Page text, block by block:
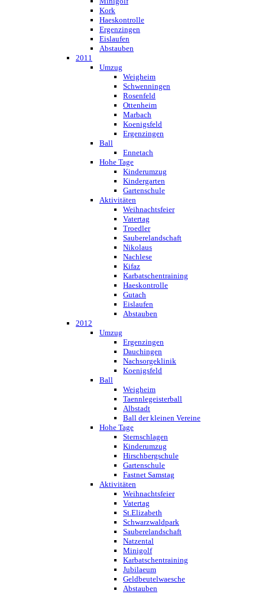
Kork
Haeskontrolle
Ergenzingen
Eislaufen
Abstauben
2011
Umzug
Weigheim
Schwenningen
Rosenfeld
Ottenheim
Marbach
Koenigsfeld
Ergenzingen
Ball
Ennetach
Hohe Tage
Kinderumzug
Kindergarten
Gartenschule
Aktivitäten
Weihnachtsfeier
Vatertag
Troedler
Sauberelandschaft
Nikolaus
Nachlese
Kifaz
Karbatschentraining
Haeskontrolle
Gutach
Eislaufen
Abstauben
2012
Umzug
Ergenzingen
Dauchingen
Nachsorgeklinik
Koenigsfeld
Ball
Weigheim
Taennlegeisterball
Albstadt
Ball der kleinen Vereine
Hohe Tage
Sternschlagen
Kinderumzug
Hirschbergschule
Gartenschule
Fastnet Samstag
Aktivitäten
Weihnachtsfeier
Vatertag
St.Elizabeth
Schwarzwaldpark
Sauberelandschaft
Natzental
Minigolf
Karbatschentraining
Jubilaeum
Geldbeutelwaesche
Abstauben